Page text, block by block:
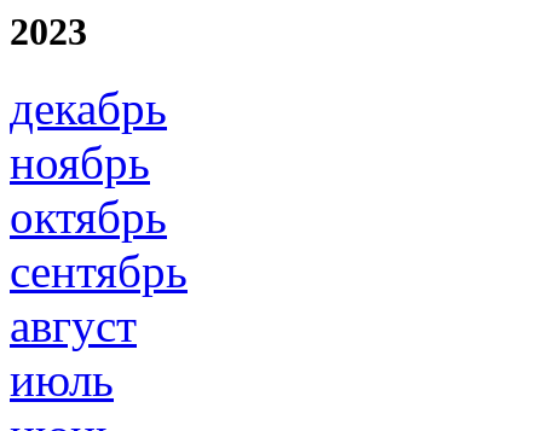
2023
декабрь
ноябрь
октябрь
сентябрь
август
июль